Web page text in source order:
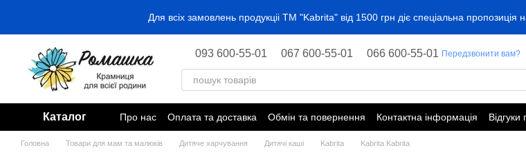
Для всіх замовлень продукціі ТМ "Kabrita" від 1500 грн діє спеціальна
093 600-55-01 067 600-55-01 066 600-55-01 Передзвонити вам?
Каталог Про нас Оплата та доставка Обмін та повернення Контактна інформація
Головна Товари для мам та малюків Дитяче харчування Дитячі каші Kabrita Kabrita Kabrita